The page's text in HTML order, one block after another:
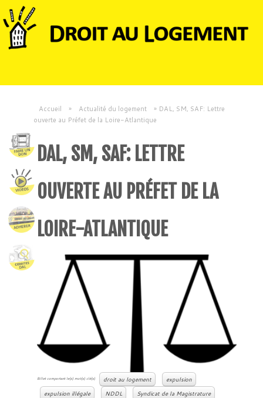
Accueil » Actualité du logement » DAL, SM, SAF: Lettre
ouverte au Préfet de la Loire-Atlantique
DAL, SM, SAF: LETTRE
OUVERTE AU PRÉFET DE LA
LOIRE-ATLANTIQUE
Billet comportant le(s) mot(s) clé(s) droit au logement
expulsion
expulsion illégale
NDDL
Syndicat de la Magistrature